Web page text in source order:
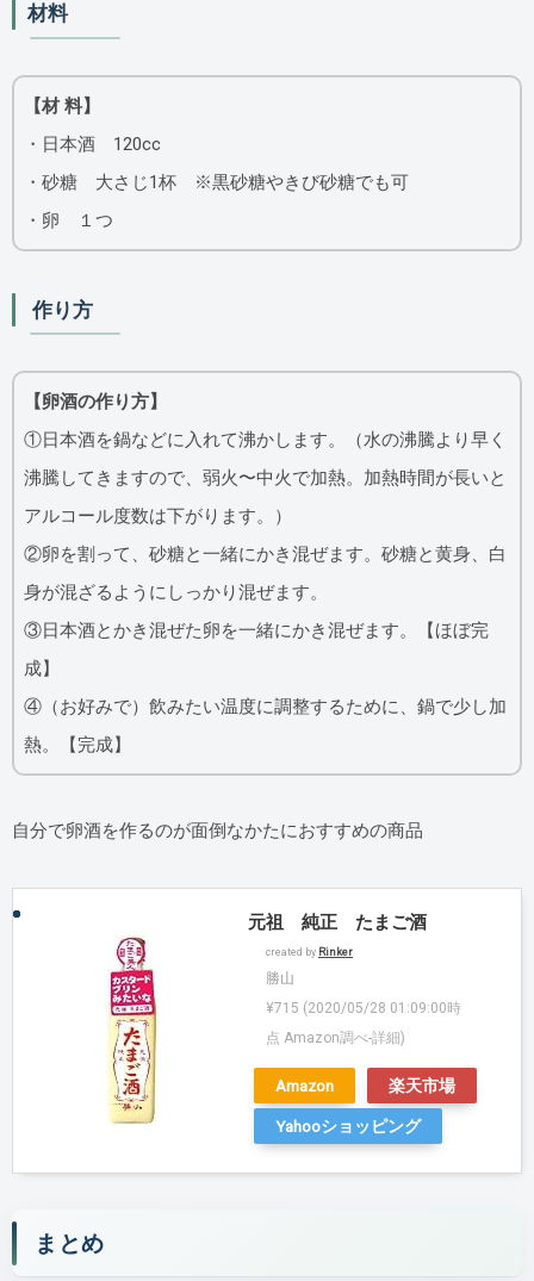
材料
【材 料】
・日本酒 120cc
・砂糖 大さじ1杯 ※黒砂糖やきび砂糖でも可
・卵 １つ
作り方
【卵酒の作り方】
①日本酒を鍋などに入れて沸かします。（水の沸騰より早く
沸騰してきますので、弱火〜中火で加熱。加熱時間が長いと
アルコール度数は下がります。）
②卵を割って、砂糖と一緒にかき混ぜます。砂糖と黄身、白
身が混ざるようにしっかり混ぜます。
③日本酒とかき混ぜた卵を一緒にかき混ぜます。【ほぼ完
成】
④（お好みで）飲みたい温度に調整するために、鍋で少し加
熱。【完成】
自分で卵酒を作るのが面倒なかたにおすすめの商品
元祖 純正 たまご酒
created by Rinker
勝山
¥715 (2020/05/28 01:09:00時
点 Amazon調べ-詳細)
Amazon 楽天市場
Yahooショッピング
まとめ